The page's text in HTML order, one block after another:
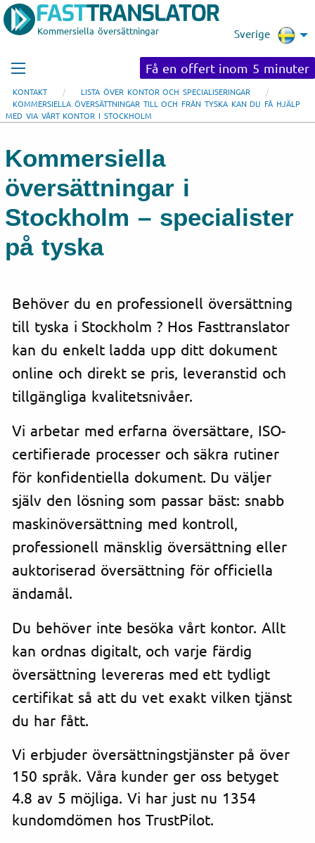
Kommersiella översättningar Sverige
Få en offert inom 5 minuter
KONTAKT
LISTA ÖVER KONTOR OCH SPECIALISERINGAR
KOMMERSIELLA ÖVERSÄTTNINGAR TILL OCH FRÅN TYSKA KAN DU FÅ HJÄLP
MED VIA VÅRT KONTOR I STOCKHOLM
Kommersiella
översättningar i
Stockholm – specialister
på tyska
Behöver du en professionell översättning
till tyska i Stockholm ? Hos Fasttranslator
kan du enkelt ladda upp ditt dokument
online och direkt se pris, leveranstid och
tillgängliga kvalitetsnivåer.
Vi arbetar med erfarna översättare, ISO-
certifierade processer och säkra rutiner
för konfidentiella dokument. Du väljer
själv den lösning som passar bäst: snabb
maskinöversättning med kontroll,
professionell mänsklig översättning eller
auktoriserad översättning för officiella
ändamål.
Du behöver inte besöka vårt kontor. Allt
kan ordnas digitalt, och varje färdig
översättning levereras med ett tydligt
certifikat så att du vet exakt vilken tjänst
du har fått.
Vi erbjuder översättningstjänster på över
150 språk. Våra kunder ger oss betyget
4.8 av 5 möjliga. Vi har just nu 1354
kundomdömen hos TrustPilot.